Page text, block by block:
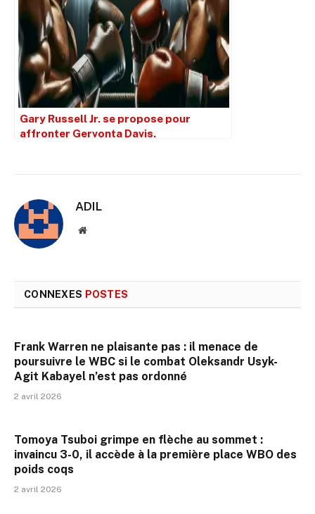
Gary Russell Jr. se propose pour
affronter Gervonta Davis.
ADIL
Site
CONNEXES POSTES
Frank Warren ne plaisante pas : il menace de
poursuivre le WBC si le combat Oleksandr Usyk-
Agit Kabayel n’est pas ordonné
2 avril 2026
Tomoya Tsuboi grimpe en flèche au sommet :
invaincu 3-0, il accède à la première place WBO des
poids coqs
2 avril 2026